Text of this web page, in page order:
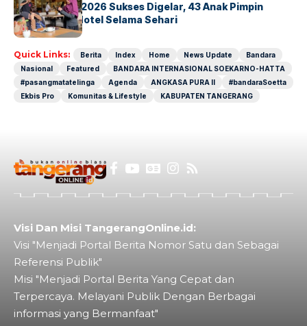
GM For A Day 2026 Sukses Digelar, 43 Anak Pimpin
Operasional Hotel Selama Sehari
Quick Links: Berita Index Home News Update
Bandara
Nasional
Featured
BANDARA INTERNASIONAL SOEKARNO-HATTA
#pasangmatatelinga
Agenda ANGKASA PURA II
#bandaraSoetta
Ekbis Pro
Komunitas & Lifestyle KABUPATEN TANGERANG
Visi Dan Misi TangerangOnline.id:
Visi "Menjadi Portal Berita Nomor Satu dan Sebagai
Referensi Publik"
Misi "Menjadi Portal Berita Yang Cepat dan
Terpercaya. Melayani Publik Dengan Berbagai
informasi yang Bermanfaat"